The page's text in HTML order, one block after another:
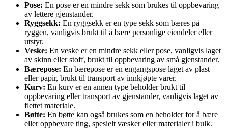
Pose: En pose er en mindre sekk som brukes til oppbevaring
av lettere gjenstander.
Ryggsekk: En ryggsekk er en type sekk som bæres på
ryggen, vanligvis brukt til å bære personlige eiendeler eller
utstyr.
Veske: En veske er en mindre sekk eller pose, vanligvis laget
av skinn eller stoff, brukt til oppbevaring av små gjenstander.
Bærepose: En bærepose er en engangspose laget av plast
eller papir, brukt til transport av innkjøpte varer.
Kurv: En kurv er en annen type beholder brukt til
oppbevaring eller transport av gjenstander, vanligvis laget av
flettet materiale.
Bøtte: En bøtte kan også brukes som en beholder for å bære
eller oppbevare ting, spesielt væsker eller materialer i bulk.